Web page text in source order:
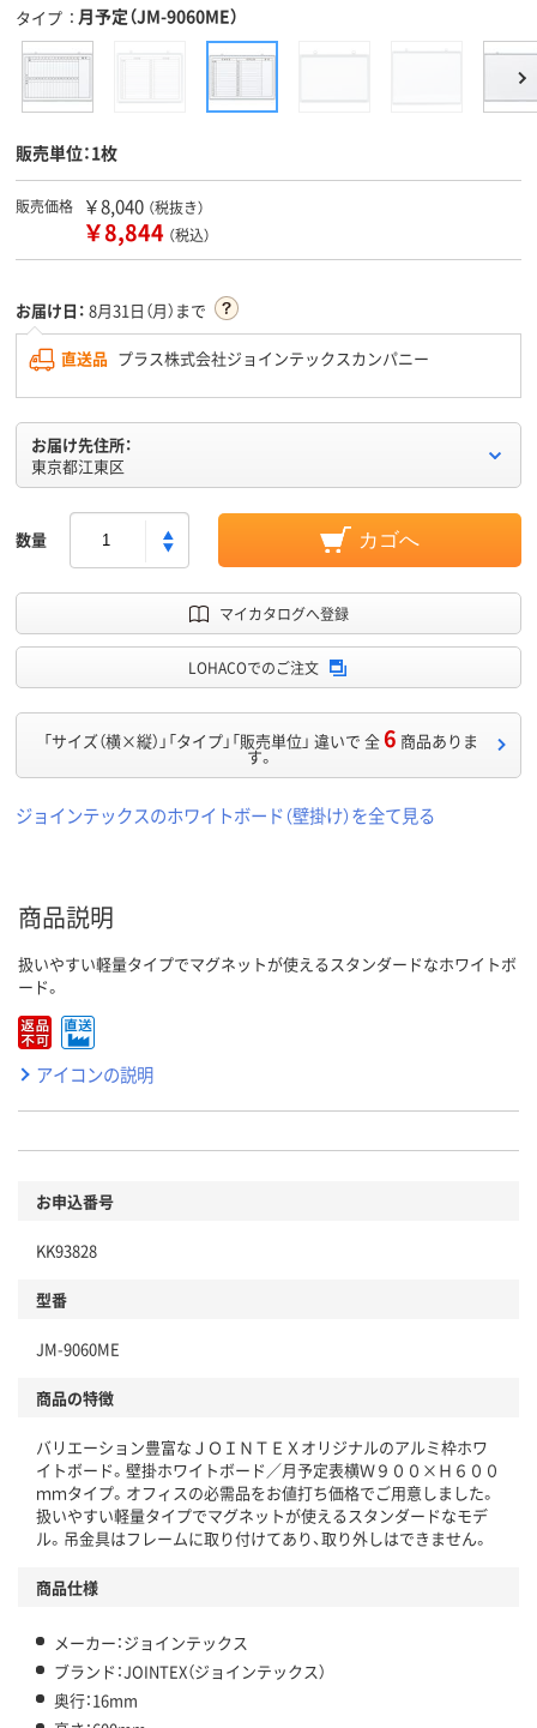
タイプ 月予定（JM-9060ME）
販売単位：1枚
販売価格 ￥8,040 （税抜き）
￥8,844 （税込）
お届け日： 8月31日（月）まで
直送品 プラス株式会社ジョインテックスカンパニー
お届け先住所：
東京都江東区
数量 カゴへ
マイカタログへ登録
LOHACOでのご注文
「サイズ（横×縦）」「タイプ」「販売単位」 違いで 全6 商品ありま
す。
ジョインテックスのホワイトボード（壁掛け）を全て見る
商品説明
扱いやすい軽量タイプでマグネットが使えるスタンダードなホワイトボ
ード。
アイコンの説明
お申込番号
KK93828
型番
JM-9060ME
商品の特徴
バリエーション豊富なＪＯＩＮＴＥＸオリジナルのアルミ枠ホワ
イトボード。壁掛ホワイトボード／月予定表横Ｗ９００×Ｈ６００
ｍｍタイプ。オフィスの必需品をお値打ち価格でご用意しました。
扱いやすい軽量タイプでマグネットが使えるスタンダードなモデ
ル。吊金具はフレームに取り付けてあり、取り外しはできません。
商品仕様
メーカー：ジョインテックス
ブランド：JOINTEX（ジョインテックス）
奥行：16mm